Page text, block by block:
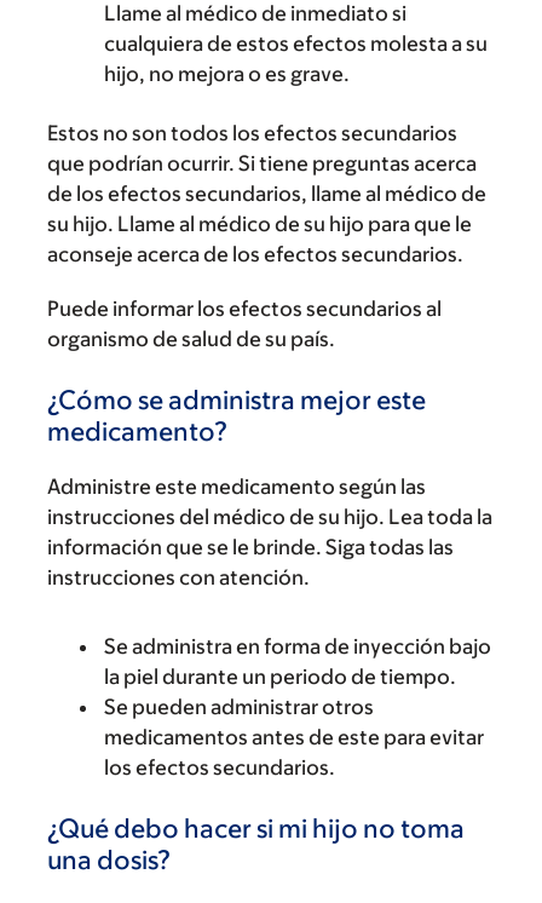
Llame al médico de inmediato si
cualquiera de estos efectos molesta a su
hijo, no mejora o es grave.
Estos no son todos los efectos secundarios
que podrían ocurrir. Si tiene preguntas acerca
de los efectos secundarios, llame al médico de
su hijo. Llame al médico de su hijo para que le
aconseje acerca de los efectos secundarios.
Puede informar los efectos secundarios al
organismo de salud de su país.
¿Cómo se administra mejor este
medicamento?
Administre este medicamento según las
instrucciones del médico de su hijo. Lea toda la
información que se le brinde. Siga todas las
instrucciones con atención.
Se administra en forma de inyección bajo
la piel durante un periodo de tiempo.
Se pueden administrar otros
medicamentos antes de este para evitar
los efectos secundarios.
¿Qué debo hacer si mi hijo no toma
una dosis?